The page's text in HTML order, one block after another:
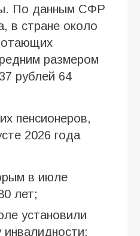
По данным СФР
в стране около
размером
рублей 64
пенсионеров,
2026 года
в июле
лет;
установили
инвалидности;